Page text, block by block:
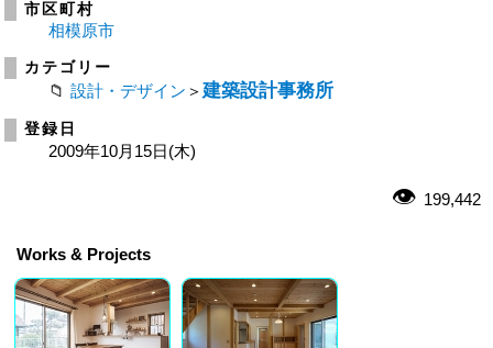
市区町村
相模原市
カテゴリー
設計・デザイン ＞ 建築設計事務所
登録日
2009年10月15日(木)
199,442
Works & Projects